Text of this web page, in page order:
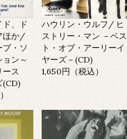
ド、ド
ほか/
プ・ソ
ョン～
ース
(CD)
ハウリン・ウルフ/ ヒ
ストリー・マン －ベス
ト・オブ・アーリーイ
ヤーズ－(CD)
1,650円（税込）